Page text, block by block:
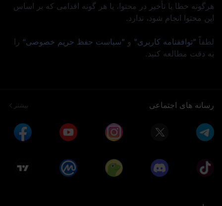
هرگونه خطا یا تأخیر در محتوا، یا هر گونه اقدامی که بر اساس
این محتوا انجام شود، ندارد.
لطفاً "توافقنامه کاربری" و "سیاست حفظ حریم خصوصی“ را
به دقت مطالعه کنید.
رسانه های اجتماعی بیشتر